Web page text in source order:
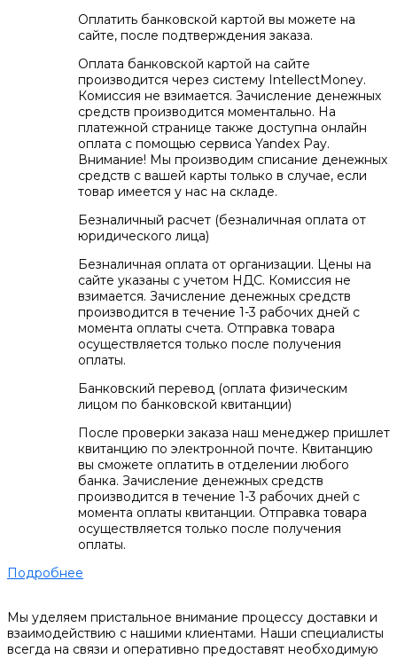
Оплатить банковской картой вы можете на
сайте, после подтверждения заказа.
Оплата банковской картой на сайте
производится через систему IntellectMoney.
Комиссия не взимается. Зачисление денежных
средств производится моментально. На
платежной странице также доступна онлайн
оплата с помощью сервиса Yandex Pay.
Внимание! Мы производим списание денежных
средств с вашей карты только в случае, если
товар имеется у нас на складе.
Безналичный расчет (безналичная оплата от
юридического лица)
Безналичная оплата от организации. Цены на
сайте указаны с учетом НДС. Комиссия не
взимается. Зачисление денежных средств
производится в течение 1-3 рабочих дней с
момента оплаты счета. Отправка товара
осуществляется только после получения
оплаты.
Банковский перевод (оплата физическим
лицом по банковской квитанции)
После проверки заказа наш менеджер пришлет
квитанцию по электронной почте. Квитанцию
вы сможете оплатить в отделении любого
банка. Зачисление денежных средств
производится в течение 1-3 рабочих дней с
момента оплаты квитанции. Отправка товара
осуществляется только после получения
оплаты.
Подробнее
Мы уделяем пристальное внимание процессу доставки и
взаимодействию с нашими клиентами. Наши специалисты
всегда на связи и оперативно предоставят необходимую